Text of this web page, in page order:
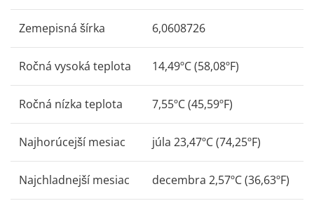
Zemepisná šírka 6,0608726
Ročná vysoká teplota 14,49ºC (58,08ºF)
Ročná nízka teplota 7,55ºC (45,59ºF)
Najhorúcejší mesiac júla 23,47ºC (74,25ºF)
Najchladnejší mesiac decembra 2,57ºC (36,63ºF)